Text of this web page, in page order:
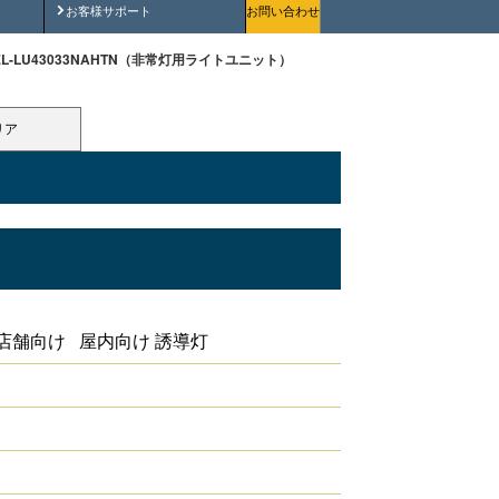
お客様サポート
安全にご使用いただくためにお問い合わせ
LU43033NAHTN（非常灯用ライトユニット）
ア
舗向け 屋内向け 誘導灯